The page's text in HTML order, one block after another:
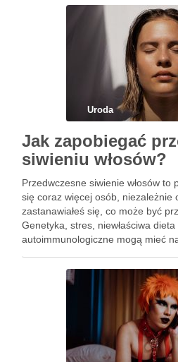
Uroda
Jak zapobiegać
siwieniu włosów?
Przedwczesne siwienie włosów to
się coraz więcej osób, niezależnie
zastanawiałeś się, co może być
Genetyka, stres, niewłaściwa
autoimmunologiczne mogą mieć
w zachowaniu naturalnego …